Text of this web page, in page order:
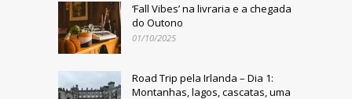
‘Fall Vibes’ na livraria e a chegada
do Outono
01/10/2025
Road Trip pela Irlanda – Dia 1:
Montanhas, lagos, cascatas, uma